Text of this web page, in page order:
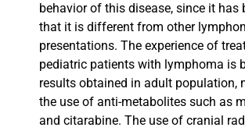
behavior of this disease, since it has
that it is different from other
presentations. The experience of
pediatric patients with lymphoma is
results obtained in adult population,
the use of anti-metabolites such as
and citarabine. The use of cranial